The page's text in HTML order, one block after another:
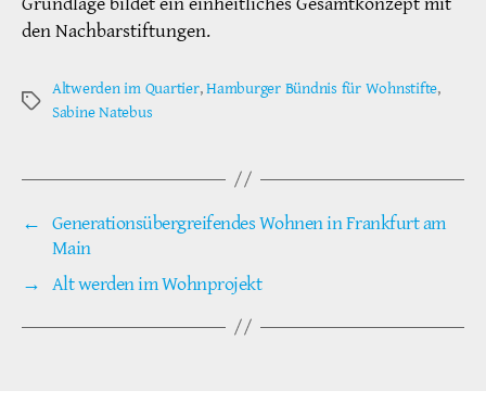
den Nachbarstiftungen.
Schlagwörter
Altwerden im Quartier,Hamburger Bündnis für Wohnstifte,
Sabine Natebus
← Generationsübergreifendes Wohnen in Frankfurt am
Main
→ Alt werden im Wohnprojekt